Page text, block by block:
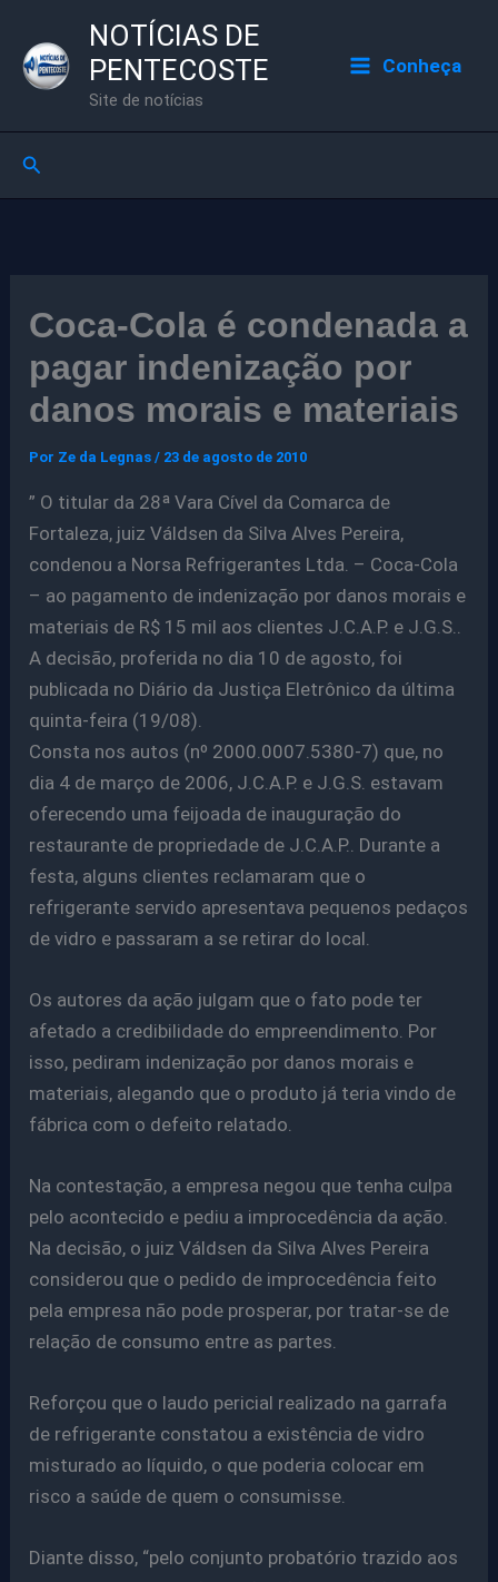
para
NOTÍCIAS DE
PENTECOSTE
Site de notícias
Conheça
Pesquisar
Coca-Cola é condenada a
pagar indenização por
danos morais e materiais
Por Ze da Legnas/ 23 de agosto de 2010
” O titular da 28ª Vara Cível da Comarca de
Fortaleza, juiz Váldsen da Silva Alves Pereira,
condenou a Norsa Refrigerantes Ltda. – Coca-Cola
– ao pagamento de indenização por danos morais e
materiais de R$ 15 mil aos clientes J.C.A.P. e J.G.S..
A decisão, proferida no dia 10 de agosto, foi
publicada no Diário da Justiça Eletrônico da última
quinta-feira (19/08).
Consta nos autos (nº 2000.0007.5380-7) que, no
dia 4 de março de 2006, J.C.A.P. e J.G.S. estavam
oferecendo uma feijoada de inauguração do
restaurante de propriedade de J.C.A.P.. Durante a
festa, alguns clientes reclamaram que o
refrigerante servido apresentava pequenos pedaços
de vidro e passaram a se retirar do local.
Os autores da ação julgam que o fato pode ter
afetado a credibilidade do empreendimento. Por
isso, pediram indenização por danos morais e
materiais, alegando que o produto já teria vindo de
fábrica com o defeito relatado.
Na contestação, a empresa negou que tenha culpa
pelo acontecido e pediu a improcedência da ação.
Na decisão, o juiz Váldsen da Silva Alves Pereira
considerou que o pedido de improcedência feito
pela empresa não pode prosperar, por tratar-se de
relação de consumo entre as partes.
Reforçou que o laudo pericial realizado na garrafa
de refrigerante constatou a existência de vidro
misturado ao líquido, o que poderia colocar em
risco a saúde de quem o consumisse.
Diante disso, “pelo conjunto probatório trazido aos